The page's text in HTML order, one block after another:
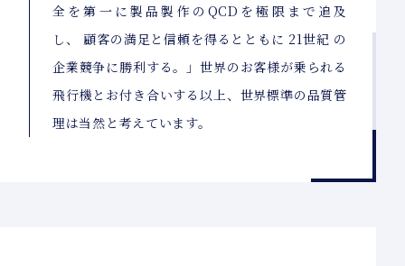
全を第一に製品製作のQCDを極限まで追及
し、 顧客の満足と信頼を得るとともに 21世紀 の
企業競争に勝利する。」世界のお客様が乗られる
飛行機とお付き合いする以上、世界標準の品質管
理は当然と考えています。